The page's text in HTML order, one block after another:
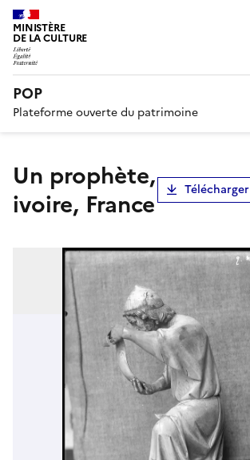
MINISTÈRE
DE LA CULTURE
POP
Plateforme ouverte du patrimoine
Un prophète,
ivoire, France
Télécharger